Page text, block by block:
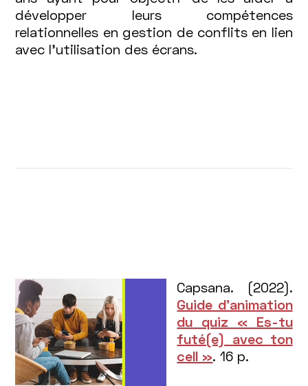
développer leurs compétences
relationnelles en gestion de conflits en lien
avec l’utilisation des écrans.
Capsana. (2022).
Guide d’animation
du quiz « Es-tu
futé(e) avec ton
cell ». 16 p.